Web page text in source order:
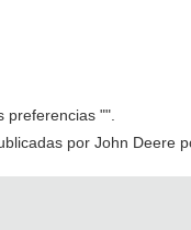
preferencias "".
por John Deere